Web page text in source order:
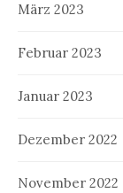
März 2023
Februar 2023
Januar 2023
Dezember 2022
November 2022